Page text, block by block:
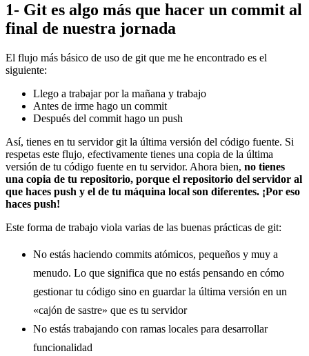
1- Git es algo más que hacer un commit al
final de nuestra jornada
El flujo más básico de uso de git que me he encontrado es el
siguiente:
Llego a trabajar por la mañana y trabajo
Antes de irme hago un commit
Después del commit hago un push
Así, tienes en tu servidor git la última versión del código fuente. Si
respetas este flujo, efectivamente tienes una copia de la última
versión de tu código fuente en tu servidor. Ahora bien, no tienes
una copia de tu repositorio, porque el repositorio del servidor al
que haces push y el de tu máquina local son diferentes. ¡Por eso
haces push!
Este forma de trabajo viola varias de las buenas prácticas de git:
No estás haciendo commits atómicos, pequeños y muy a
menudo. Lo que significa que no estás pensando en cómo
gestionar tu código sino en guardar la última versión en un
«cajón de sastre» que es tu servidor
No estás trabajando con ramas locales para desarrollar
funcionalidad